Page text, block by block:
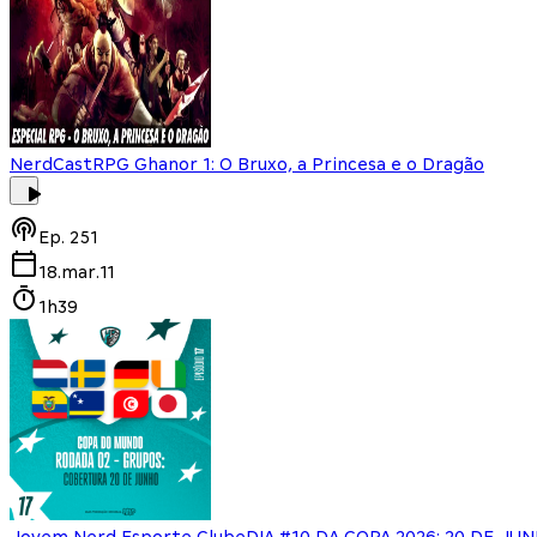
NerdCastRPG Ghanor 1: O Bruxo, a Princesa e o Dragão
Ep. 251
18.mar.11
1h39